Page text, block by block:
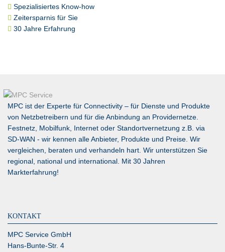
Spezialisiertes Know-how
Zeitersparnis für Sie
30 Jahre Erfahrung
MPC ist der Experte für Connectivity – für Dienste und Produkte
von Netzbetreibern und für die Anbindung an Providernetze.
Festnetz, Mobilfunk, Internet oder Standortvernetzung z.B. via
SD-WAN - wir kennen alle Anbieter, Produkte und Preise. Wir
vergleichen, beraten und verhandeln hart. Wir unterstützen Sie
regional, national und international. Mit 30 Jahren
Markterfahrung!
KONTAKT
MPC Service GmbH
Hans-Bunte-Str. 4